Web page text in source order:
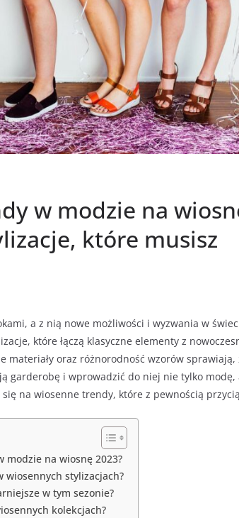
w modzie na
które musisz
a z nią nowe możliwości i wyzwania w
które łączą klasyczne elementy z
materiały oraz różnorodność wzorów sprawiają,
garderobę i wprowadzić do niej nie tylko
na wiosenne trendy, które z pewnością
modzie na wiosnę 2023?
wiosennych stylizacjach?
w tym sezonie?
kolekcjach?